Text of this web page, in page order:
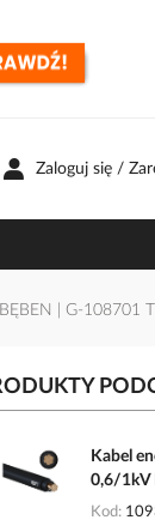
Zaloguj się /
| G-108701
Kabel
0,6/1kV
Kod